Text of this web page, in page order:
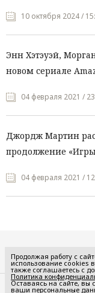
10 октября 2024 /
Энн Хэтэуэй,
новом сериале
04 февраля 2021 /
Джордж Мартин
продолжение
04 февраля 2021 /
Продолжая работу с
использование cookies
также соглашаетесь с
Политика
Оставаясь на сайте, вы
ваши персональные